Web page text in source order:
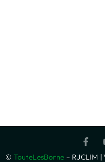
©TouteLesBorne – RJCLIM